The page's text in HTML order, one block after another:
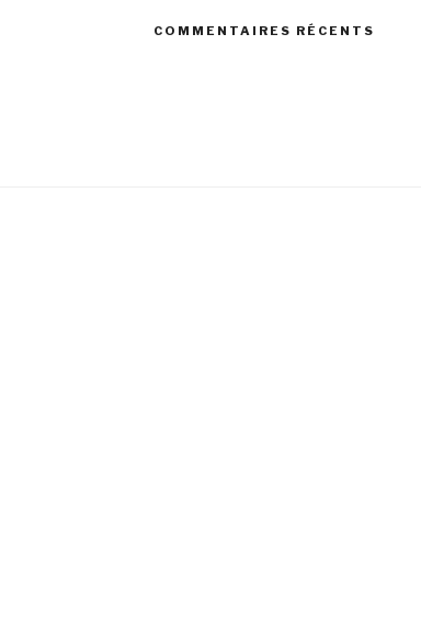
COMMENTAIRES RÉCENTS